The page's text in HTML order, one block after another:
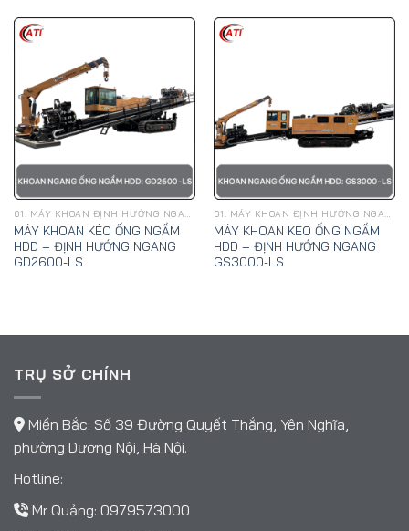
01. MÁY KHOAN ĐỊNH HƯỚNG NGANG, KÉO ỐNG NGẦM HDD - GOODENG
MÁY KHOAN KÉO ỐNG NGẦM
HDD – ĐỊNH HƯỚNG NGANG
GD2600-LS
01. MÁY KHOAN ĐỊNH HƯỚNG NGANG, KÉO ỐNG NGẦM HDD - GOODENG
MÁY KHOAN KÉO ỐNG NGẦM
HDD – ĐỊNH HƯỚNG NGANG
GS3000-LS
TRỤ SỞ CHÍNH
Miền Bắc: Số 39 Đường Quyết Thắng, Yên Nghĩa,
phường Dương Nội, Hà Nội.
Hotline:
Mr Quảng: 0979573000